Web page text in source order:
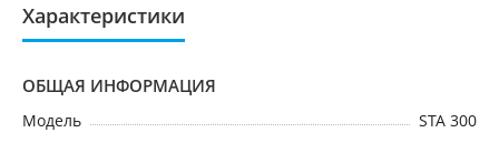
Характеристики
ОБЩАЯ ИНФОРМАЦИЯ
Модель STA 300